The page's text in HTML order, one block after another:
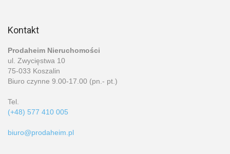
Kontakt
Prodaheim Nieruchomości
ul. Zwycięstwa 10
75-033 Koszalin
Biuro czynne 9.00-17.00 (pn.- pt.)
Tel.
(+48) 577 410 005
biuro@prodaheim.pl